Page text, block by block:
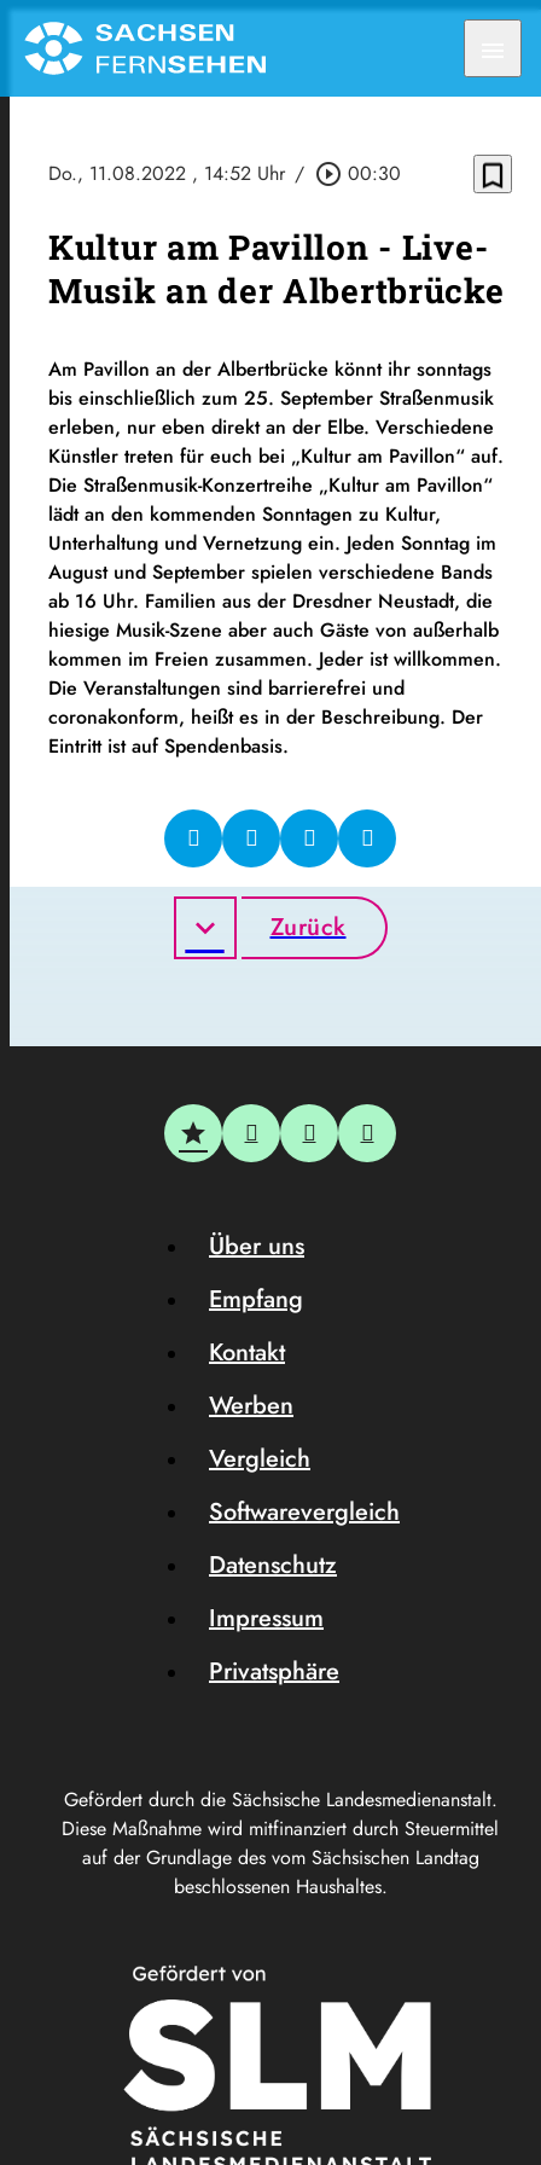
Do., 11.08.2022 , 14:52 Uhr / play_circle_outline 00:30 bookmark_border
Kultur am Pavillon - Live-
Musik an der Albertbrücke
Am Pavillon an der Albertbrücke könnt ihr sonntags
bis einschließlich zum 25. September Straßenmusik
erleben, nur eben direkt an der Elbe. Verschiedene
Künstler treten für euch bei „Kultur am Pavillon“ auf.
Die Straßenmusik-Konzertreihe „Kultur am Pavillon“
lädt an den kommenden Sonntagen zu Kultur,
Unterhaltung und Vernetzung ein. Jeden Sonntag im
August und September spielen verschiedene Bands
ab 16 Uhr. Familien aus der Dresdner Neustadt, die
hiesige Musik-Szene aber auch Gäste von außerhalb
kommen im Freien zusammen. Jeder ist willkommen.
Die Veranstaltungen sind barrierefrei und
coronakonform, heißt es in der Beschreibung. Der
Eintritt ist auf Spendenbasis.
Zurück
Gefördert durch die Sächsische Landesmedienanstalt.
Diese Maßnahme wird mitfinanziert durch Steuermittel
auf der Grundlage des vom Sächsischen Landtag
beschlossenen Haushaltes.
Über uns
Empfang
Kontakt
Werben
Vergleich
Softwarevergleich
Datenschutz
Impressum
Privatsphäre